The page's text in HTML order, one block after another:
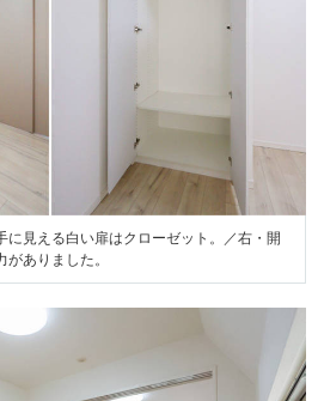
に見える白い扉はクローゼット。／右・開
ありました。